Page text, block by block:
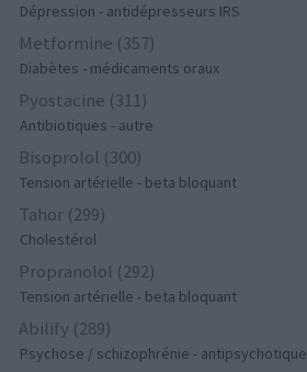
Dépression - antidépresseurs IRS
Metformine (357)
Diabètes - médicaments oraux
Pyostacine (311)
Antibiotiques - autre
Bisoprolol (300)
Tension artérielle - beta bloquant
Tahor (299)
Cholestérol
Propranolol (292)
Tension artérielle - beta bloquant
Abilify (289)
Psychose / schizophrénie - antipsychotique